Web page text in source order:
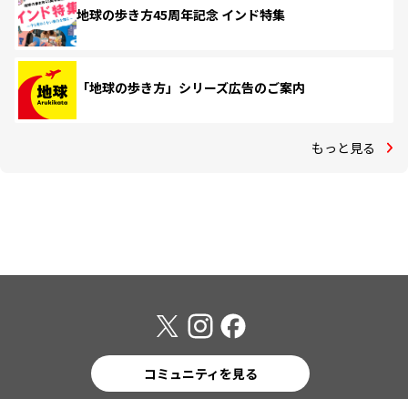
地球の歩き方45周年記念 インド特集
「地球の歩き方」シリーズ広告のご案内
もっと見る
コミュニティを見る